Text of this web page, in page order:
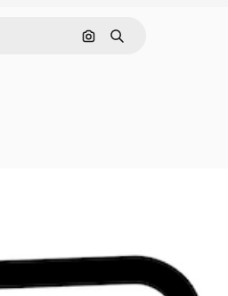
Cerca per immagine
Ricerca